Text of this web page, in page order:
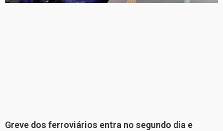
Greve dos ferroviários entra no segundo dia e